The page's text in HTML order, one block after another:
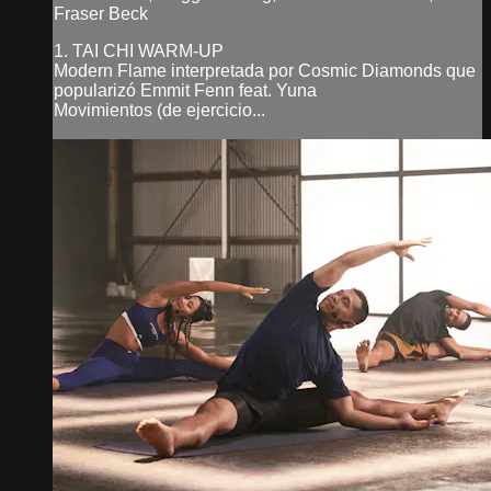
Fraser Beck
1. TAI CHI WARM-UP
Modern Flame interpretada por Cosmic Diamonds que
popularizó Emmit Fenn feat. Yuna
Movimientos (de ejercicio...